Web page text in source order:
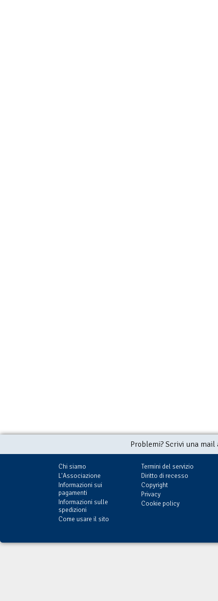
Problemi? Scrivi una
Chi siamo
L'Associazione
Informazioni sui
pagamenti
Informazioni sulle
spedizioni
Come usare il sito
Termini del servizio
Diritto di recesso
Copyright
Privacy
Cookie policy